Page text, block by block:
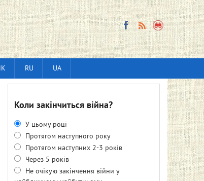
RU UA
Коли закінчиться війна?
У цьому році
Протягом наступного року
Протягом наступних 2-3 років
Через 5 років
Не очікую закінчення війни у